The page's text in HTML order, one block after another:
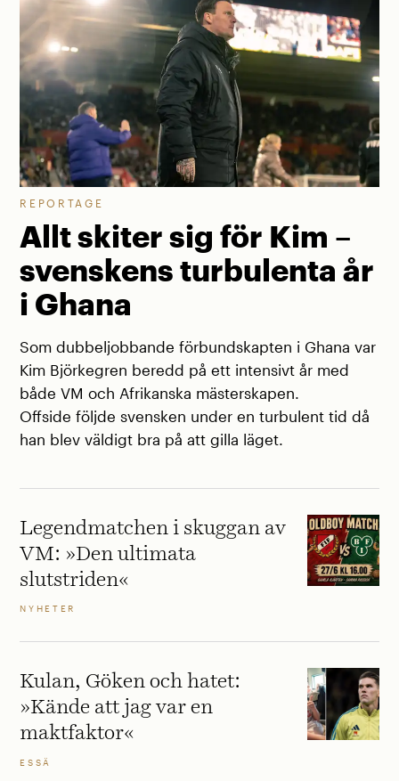
REPORTAGE
Allt skiter sig för Kim –
svenskens turbulenta år
i Ghana
Som dubbeljobbande förbundskapten i Ghana var
Kim Björkegren beredd på ett intensivt år med
både VM och Afrikanska mästerskapen.
Offside följde svensken under en turbulent tid då
han blev väldigt bra på att gilla läget.
Legendmatchen i skuggan av
VM: »Den ultimata
slutstriden«
NYHETER
Kulan, Göken och hatet:
»Kände att jag var en
maktfaktor«
ESSÄ